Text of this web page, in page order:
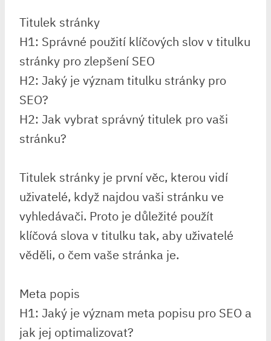
Titulek stránky
H1: Správné použití klíčových slov v titulku
stránky pro zlepšení SEO
H2: Jaký je význam titulku stránky pro
SEO?
H2: Jak vybrat správný titulek pro vaši
stránku?
Titulek stránky je první věc, kterou vidí
uživatelé, když najdou vaši stránku ve
vyhledávači. Proto je důležité použít
klíčová slova v titulku tak, aby uživatelé
věděli, o čem vaše stránka je.
Meta popis
H1: Jaký je význam meta popisu pro SEO a
jak jej optimalizovat?